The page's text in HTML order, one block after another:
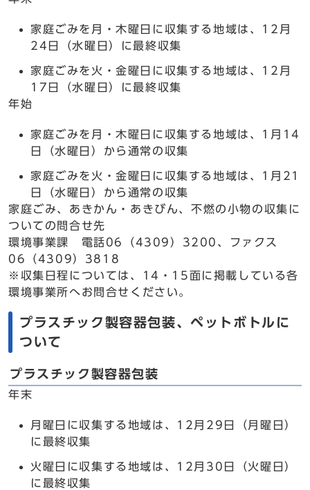
家庭ごみを月・木曜日に収集する地域は、12月
24日（水曜日）に最終収集
家庭ごみを火・金曜日に収集する地域は、12月
17日（水曜日）に最終収集
年始
家庭ごみを月・木曜日に収集する地域は、1月14
日（水曜日）から通常の収集
家庭ごみを火・金曜日に収集する地域は、1月21
日（水曜日）から通常の収集
家庭ごみ、あきかん・あきびん、不燃の小物の収集に
ついての問合せ先
環境事業課 電話06（4309）3200、ファクス
06（4309）3818
※収集日程については、14・15面に掲載している各
環境事業所へお問合せください。
プラスチック製容器包装、ペットボトルに
ついて
プラスチック製容器包装
年末
月曜日に収集する地域は、12月29日（月曜日）
に最終収集
火曜日に収集する地域は、12月30日（火曜日）
に最終収集